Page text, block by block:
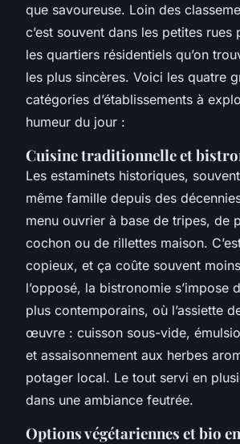
que savoureuse. Loin des
c’est souvent dans les petites rues
les quartiers résidentiels qu’on
les plus sincères. Voici les quatre
catégories d’établissements à
humeur du jour :
Cuisine traditionnelle et
Les estaminets historiques,
même famille depuis des
menu ouvrier à base de tripes, de
cochon ou de rillettes maison.
copieux, et ça coûte souvent
l’opposé, la bistronomie s’impose
plus contemporains, où l’assiette
œuvre : cuisson sous-vide,
et assaisonnement aux herbes
potager local. Le tout servi en
dans une ambiance feutrée.
Options végétariennes et bio